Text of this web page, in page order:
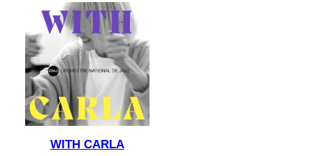
WITH CARLA